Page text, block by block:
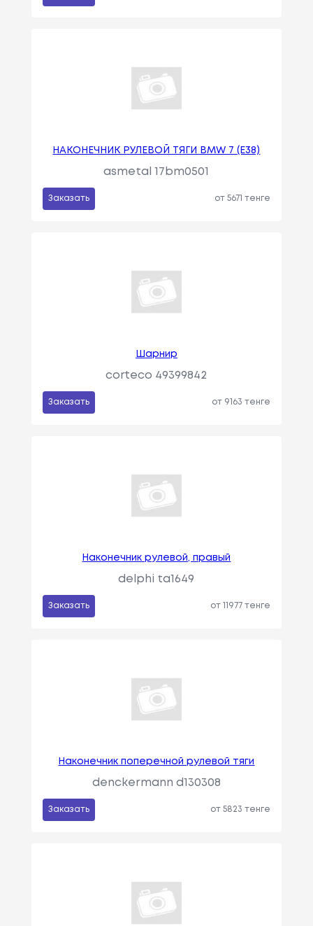
НАКОНЕЧНИК РУЛЕВОЙ ТЯГИ BMW 7 (E38)
asmetal 17bm0501
Заказать от 5671 тенге
Шарнир
corteco 49399842
Заказать от 9163 тенге
Наконечник рулевой, правый
delphi ta1649
Заказать от 11977 тенге
Наконечник поперечной рулевой тяги
denckermann d130308
Заказать от 5823 тенге